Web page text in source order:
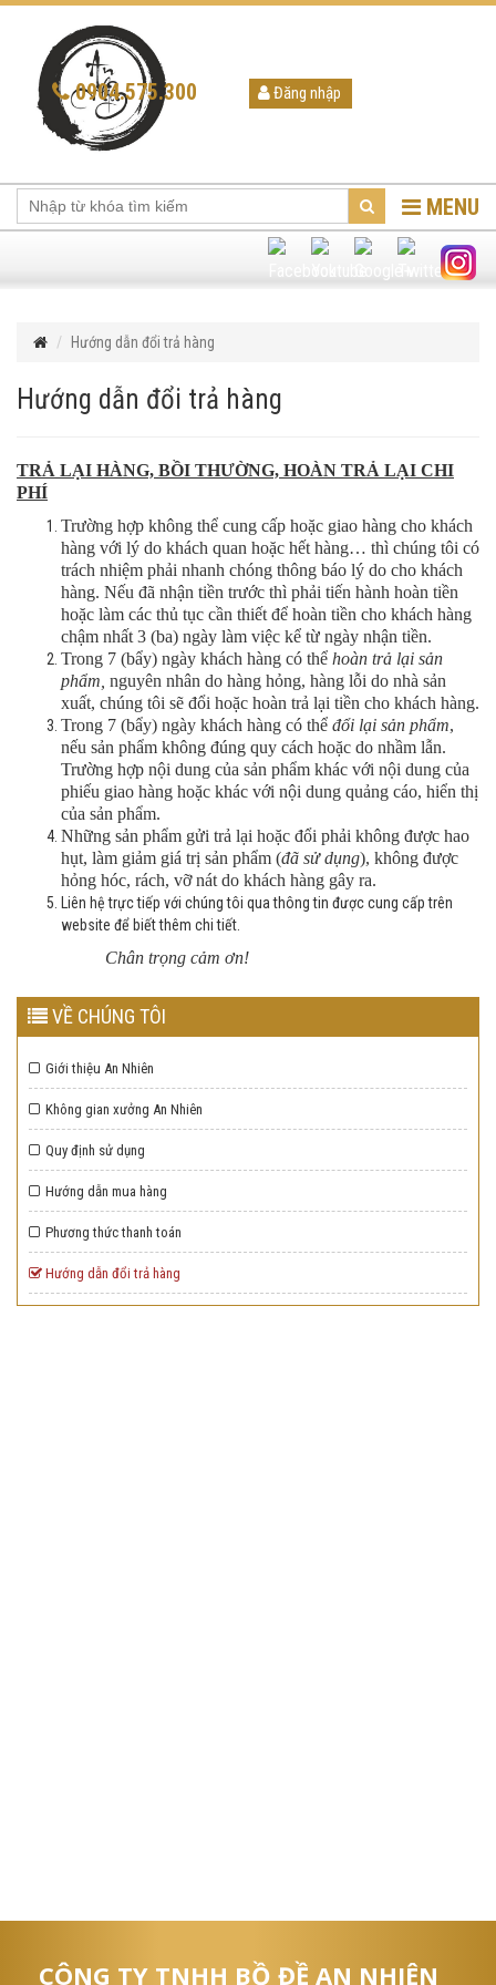
0904.575.300 Đăng nhập
MENU
Hướng dẫn đổi trả hàng
Hướng dẫn đổi trả hàng
TRẢ LẠI HÀNG, BỒI THƯỜNG, HOÀN TRẢ LẠI CHI
PHÍ
Trường hợp không thể cung cấp hoặc giao hàng cho khách
hàng với lý do khách quan hoặc hết hàng… thì chúng tôi có
trách nhiệm phải nhanh chóng thông báo lý do cho khách
hàng. Nếu đã nhận tiền trước thì phải tiến hành hoàn tiền
hoặc làm các thủ tục cần thiết để hoàn tiền cho khách hàng
chậm nhất 3 (ba) ngày làm việc kể từ ngày nhận tiền.
Trong 7 (bẩy) ngày khách hàng có thể hoàn trả lại sản
phẩm, nguyên nhân do hàng hỏng, hàng lỗi do nhà sản
xuất, chúng tôi sẽ đổi hoặc hoàn trả lại tiền cho khách hàng.
Trong 7 (bẩy) ngày khách hàng có thể đổi lại sản phẩm,
nếu sản phẩm không đúng quy cách hoặc do nhầm lẫn.
Trường hợp nội dung của sản phẩm khác với nội dung của
phiếu giao hàng hoặc khác với nội dung quảng cáo, hiển thị
của sản phẩm.
Những sản phẩm gửi trả lại hoặc đổi phải không được hao
hụt, làm giảm giá trị sản phẩm (đã sử dụng), không được
hỏng hóc, rách, vỡ nát do khách hàng gây ra.
Liên hệ trực tiếp với chúng tôi qua thông tin được cung cấp trên
website để biết thêm chi tiết.
Chân trọng cảm ơn!
VỀ CHÚNG TÔI
Giới thiệu An Nhiên
Không gian xưởng An Nhiên
Quy định sử dụng
Hướng dẫn mua hàng
Phương thức thanh toán
Hướng dẫn đổi trả hàng
CÔNG TY TNHH BỒ ĐỀ AN NHIÊN